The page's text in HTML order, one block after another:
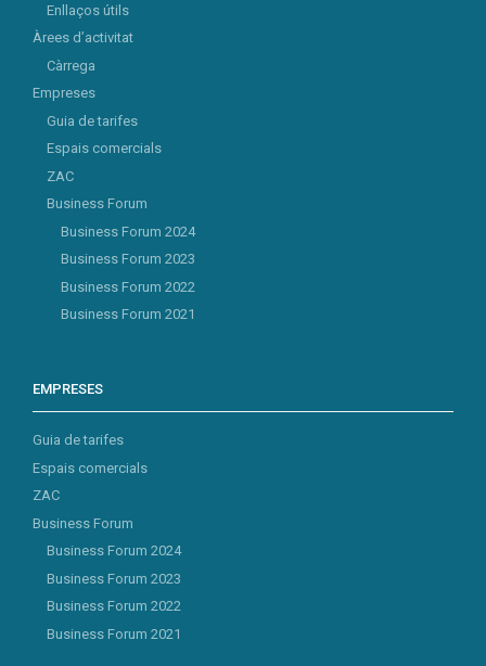
Enllaços útils
Àrees d’activitat
Càrrega
Empreses
Guia de tarifes
Espais comercials
ZAC
Business Forum
Business Forum 2024
Business Forum 2023
Business Forum 2022
Business Forum 2021
EMPRESES
Guia de tarifes
Espais comercials
ZAC
Business Forum
Business Forum 2024
Business Forum 2023
Business Forum 2022
Business Forum 2021